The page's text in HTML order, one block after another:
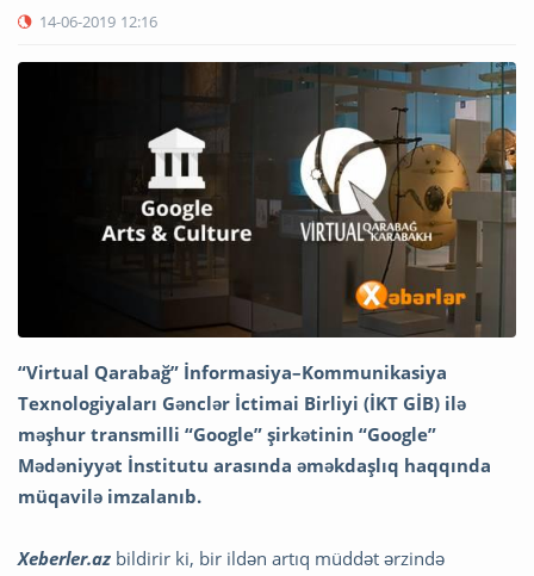
14-06-2019 12:16
“Virtual Qarabağ” İnformasiya–Kommunikasiya
Texnologiyaları Gənclər İctimai Birliyi (İKT GİB) ilə
məşhur transmilli “Google” şirkətinin “Google”
Mədəniyyət İnstitutu arasında əməkdaşlıq haqqında
müqavilə imzalanıb.
Xeberler.az bildirir ki, bir ildən artıq müddət ərzində